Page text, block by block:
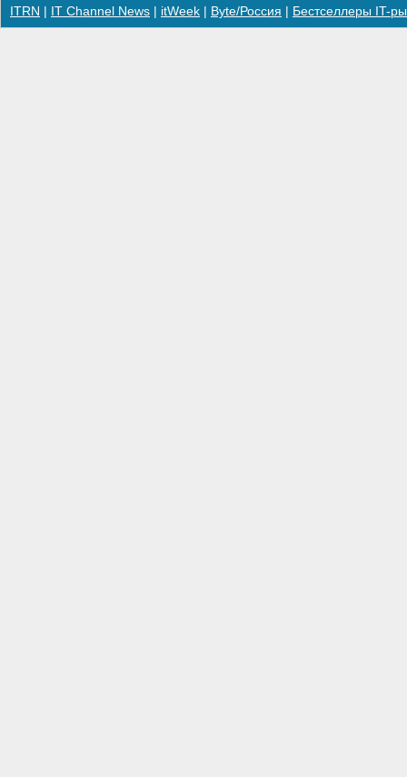
ITRN IT Channel News itWeek Byte/Россия Бестселлеры IT-